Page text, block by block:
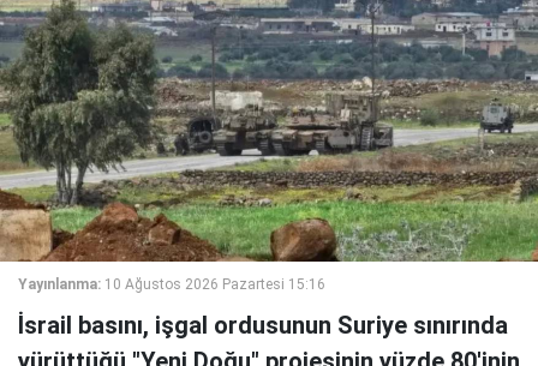
Yayınlanma: 10 Ağustos 2026 Pazartesi 15:16
İsrail basını, işgal ordusunun Suriye sınırında